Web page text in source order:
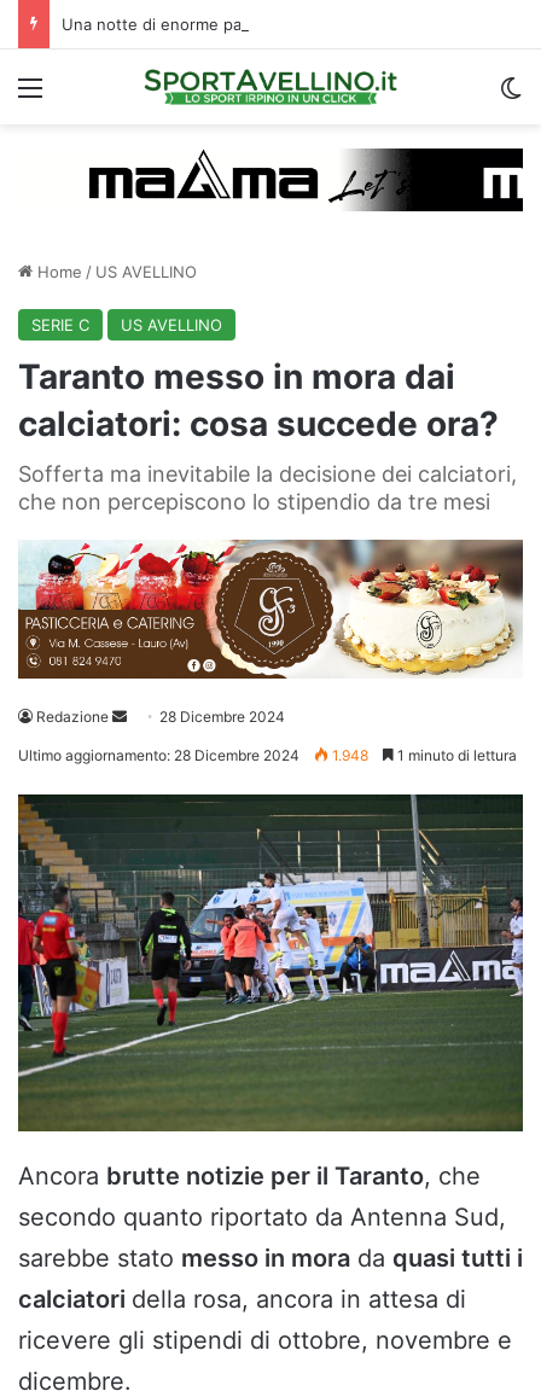
Menu
Home / US AVELLINO
SERIE C US AVELLINO
Taranto messo in mora dai
calciatori: cosa succede ora?
Sofferta ma inevitabile la decisione dei calciatori,
che non percepiscono lo stipendio da tre mesi
Redazione
Invia 28 Dicembre 2024
Ultimo aggiornamento: 28 Dicembre 2024 1.948 1 minuto di lettura
Ancora brutte notizie per il Taranto, che
secondo quanto riportato da Antenna Sud,
sarebbe stato messo in mora da quasi tutti i
calciatori della rosa, ancora in attesa di
ricevere gli stipendi di ottobre, novembre e
dicembre.